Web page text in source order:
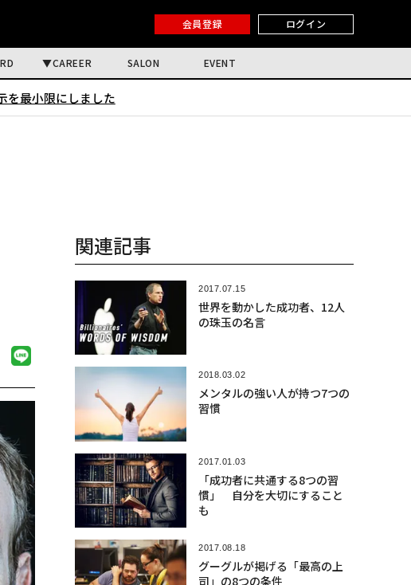
会員登録 ログイン
CAREER SALON EVENT
を最小限にしました
関連記事
2017.07.15
世界を動かした成功者、12人
の珠玉の名言
2018.03.02
メンタルの強い人が持つ7つの
習慣
2017.01.03
「成功者に共通する8つの習
慣」 自分を大切にすること
も
2017.08.18
グーグルが掲げる「最高の上
司」の8つの条件